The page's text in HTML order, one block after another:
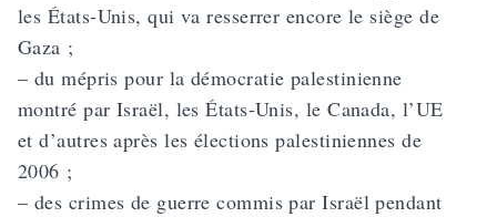
les États-Unis, qui va resserrer encore le siège de
Gaza ;
– du mépris pour la démocratie palestinienne
montré par Israël, les États-Unis, le Canada, l’UE
et d’autres après les élections palestiniennes de
2006 ;
– des crimes de guerre commis par Israël pendant